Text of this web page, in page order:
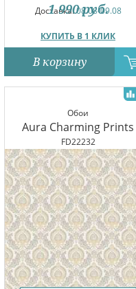
Доставка:08.08-09.08
КУПИТЬ В 1 КЛИК
1 990 руб.
В корзину
Обои
Aura Charming Prints
FD22232